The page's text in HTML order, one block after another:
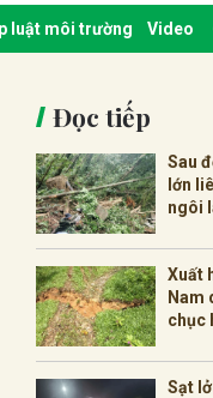
luật môi trường Video
Đọc tiếp
Sau
lớn
ngôi
Xuất
Nam
chục
Sạt